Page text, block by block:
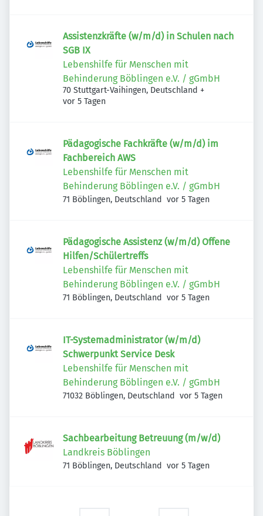
Assistenzkräfte (w/m/d) in Schulen nach
SGB IX
Lebenshilfe für Menschen mit
Behinderung Böblingen e.V. / gGmbH
70 Stuttgart-Vaihingen, Deutschland +
Veröffentlicht
vor 5 Tagen
Pädagogische Fachkräfte (w/m/d) im
Fachbereich AWS
Lebenshilfe für Menschen mit
Behinderung Böblingen e.V. / gGmbH
71 Böblingen, Deutschland Veröffentlicht
vor 5 Tagen
Pädagogische Assistenz (w/m/d) Offene
Hilfen/Schülertreffs
Lebenshilfe für Menschen mit
Behinderung Böblingen e.V. / gGmbH
71 Böblingen, Deutschland Veröffentlicht
vor 5 Tagen
IT-Systemadministrator (w/m/d)
Schwerpunkt Service Desk
Lebenshilfe für Menschen mit
Behinderung Böblingen e.V. / gGmbH
71032 Böblingen, Deutschland Veröffentlicht
vor 5 Tagen
Sachbearbeitung Betreuung (m/w/d)
Landkreis Böblingen
71 Böblingen, Deutschland Veröffentlicht
vor 5 Tagen